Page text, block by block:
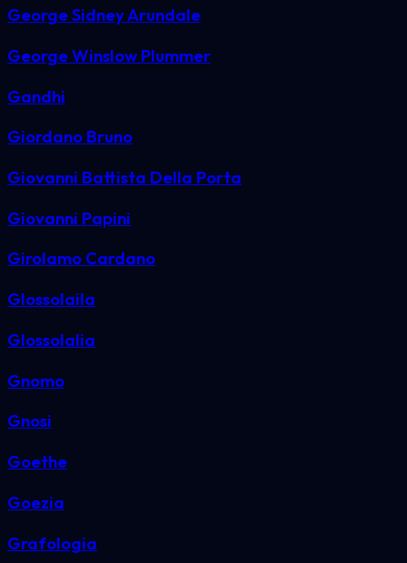
George Sidney Arundale
George Winslow Plummer
Gandhi
Giordano Bruno
Giovanni Battista Della Porta
Giovanni Papini
Girolamo Cardano
Glossolaila
Glossolalia
Gnomo
Gnosi
Goethe
Goezia
Grafologia